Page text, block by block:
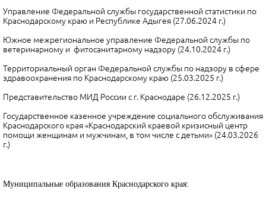
Управление Федеральной службы государственной статистики по
Краснодарскому краю и Республике Адыгея (27.06.2024 г.)
Южное межрегиональное управление Федеральной службы по
ветеринарному и фитосанитарному надзору (24.10.2024 г.)
Территориальный орган Федеральной службы по надзору в сфере
здравоохранения по Краснодарскому краю (25.03.2025 г.)
Представительство МИД России с г. Краснодаре (26.12.2025 г.)
Государственное казенное учреждение социального обслуживания
Краснодарского края «Краснодарский краевой кризисный центр
помощи женщинам и мужчинам, в том числе с детьми» (24.03.2026
г.)
Муниципальные образования Краснодарского края: